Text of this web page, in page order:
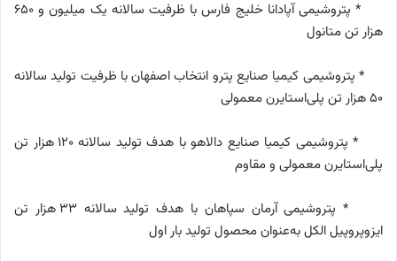
* پتروشیمی آپادانا خلیج فارس با ظرفیت سالانه یک میلیون و ۶۵۰
هزار تن متانول
* پتروشیمی کیمیا صنایع پترو انتخاب اصفهان با ظرفیت تولید سالانه
۵۰ هزار تن پلی‌استایرن معمولی
* پتروشیمی کیمیا صنایع دالاهو با هدف تولید سالانه ۱۲۰ هزار تن
پلی‌استایرن معمولی و مقاوم
* پتروشیمی آرمان سپاهان با هدف تولید سالانه ۳۳ هزار تن
ایزوپروپیل الکل به‌عنوان محصول تولید بار اول